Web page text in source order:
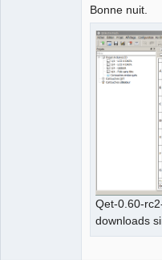
Bonne nuit.
Qet-0.60-
downloads